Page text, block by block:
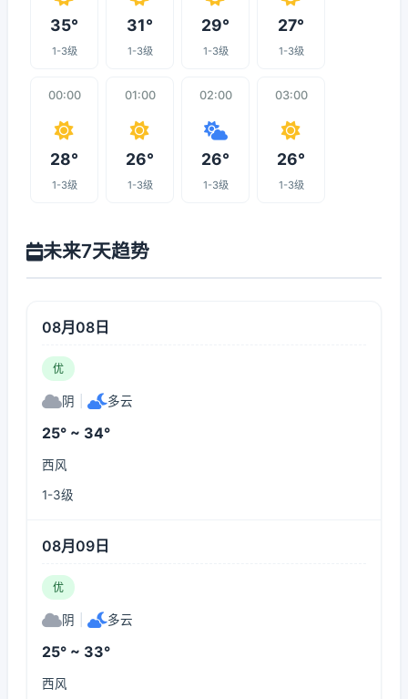
35°
1-3级
31°
1-3级
29°
1-3级
27°
1-3级
00:00
28°
1-3级
01:00
26°
1-3级
02:00
26°
1-3级
03:00
26°
1-3级
未来7天趋势
08月08日
优
阴 多云
25° ~ 34°
西风
1-3级
08月09日
优
阴 多云
25° ~ 33°
西风